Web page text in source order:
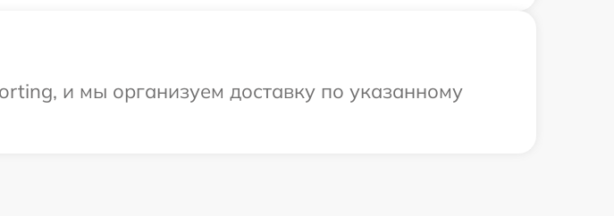
и мы организуем доставку по указанному